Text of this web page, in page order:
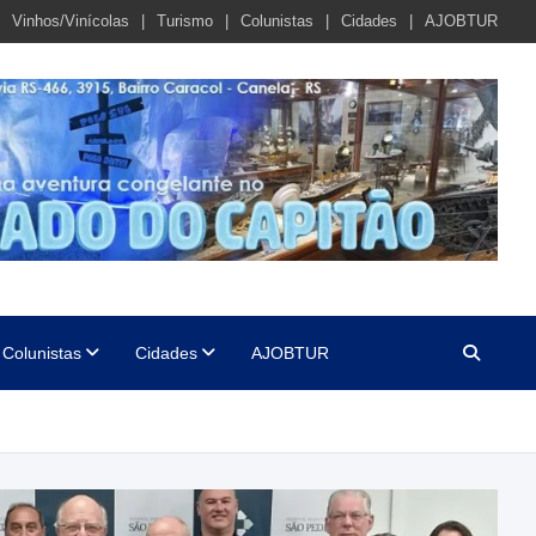
Vinhos/Vinícolas Turismo Colunistas Cidades AJOBTUR
Colunistas Cidades AJOBTUR